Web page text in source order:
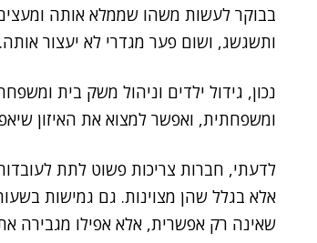
בבוקר לעשות משהו שממלא אותה
ותשגשג, ושום פער מגדרי לא יעצור אותה.
נכון, גידול ילדים וניהול משק בית
ומשפחתית, ואפשר למצוא את האיזון
לדעתי, חברות צריכות פשוט לתת
אלא בגלל שהן מצוינות. גם גמישות